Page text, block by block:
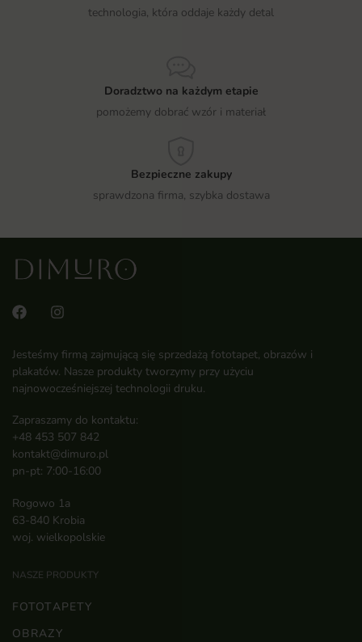
technologia, która oddaje każdy detal
Doradztwo na każdym etapie
pomożemy dobrać wzór i materiał
Bezpieczne zakupy
sprawdzona firma, szybka dostawa
Jesteśmy firmą zajmującą się sprzedażą fototapet, obrazów i
plakatów. Nasze produkty tworzymy przy użyciu
najnowocześniejszej technologii druku.
Zapraszamy do kontaktu:
+48 453 507 842
kontakt@dimuro.pl
pn-pt: 7:00-16:00
Rogowo 1a
63-840 Krobia
woj. wielkopolskie
NASZE PRODUKTY
FOTOTAPETY
OBRAZY